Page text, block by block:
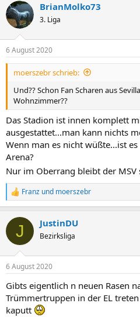
BrianMolko73
3. Liga
6 August 2020
moerszebr schrieb:
Und?? Schon Fan Scharen aus
Wohnzimmer??
Das Stadion ist innen komplett
ausgestattet...man kann nichts
Wenn man es nicht wüßte...ist
Arena?
Nur im Oberrang bleibt der MSV
R
e
k
i
e
:
Franz und moerszebr
J JustinDU
Bezirksliga
6 August 2020
Gibts eigentlich n neuen Rasen
Trümmertruppen in der EL
kaputt